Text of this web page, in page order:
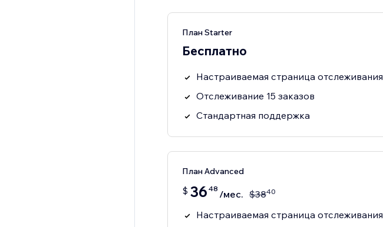
План Starter
Бесплатно
Настраиваемая страница отслеживания
Отслеживание 15 заказов
Стандартная поддержка
План Advanced
$ 36 48 /мес. $3840
Настраиваемая страница отслеживания